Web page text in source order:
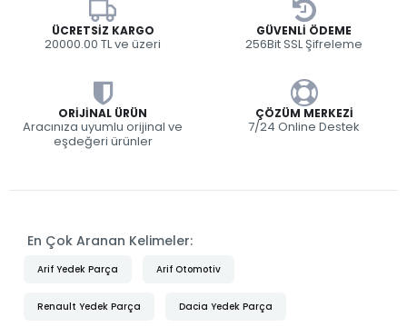
ÜCRETSIZ KARGO
20000.00 TL ve üzeri
GÜVENLI ÖDEME
256Bit SSL Şifreleme
ORIJINAL ÜRÜN
Aracınıza uyumlu orijinal ve
eşdeğeri ürünler
ÇÖZÜM MERKEZI
7/24 Online Destek
En Çok Aranan Kelimeler:
Arif Yedek Parça Arif Otomotiv
Renault Yedek Parça Dacia Yedek Parça